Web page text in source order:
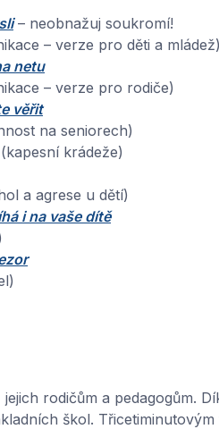
– neobnažuj soukromí!
– verze pro děti a mládež)
netu
– verze pro rodiče)
věřit
na seniorech)
krádeže)
a agrese u dětí)
i na vaše dítě
rodičům a pedagogům.
škol.